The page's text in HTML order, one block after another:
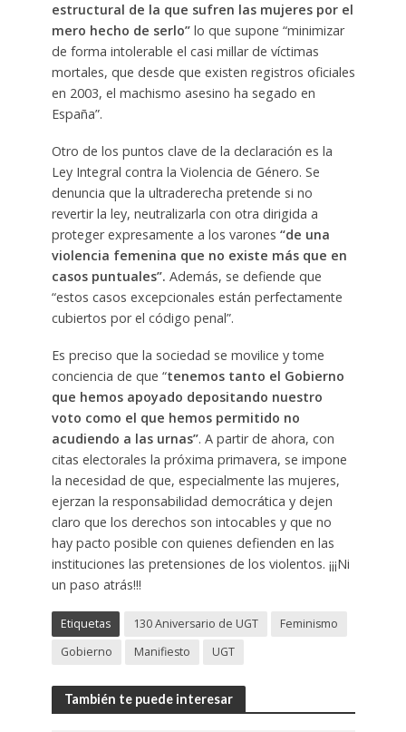
estructural de la que sufren las mujeres por el
mero hecho de serlo”lo que supone “minimizar
de forma intolerable el casi millar de víctimas
mortales, que desde que existen registros oficiales
en 2003, el machismo asesino ha segado en
España”.
Otro de los puntos clave de la declaración es la
Ley Integral contra la Violencia de Género. Se
denuncia que la ultraderecha pretende si no
revertir la ley, neutralizarla con otra dirigida a
proteger expresamente a los varones “de una
violencia femenina que no existe más que en
casos puntuales”. Además, se defiende que
“estos casos excepcionales están perfectamente
cubiertos por el código penal”.
Es preciso que la sociedad se movilice y tome
conciencia de que “tenemos tanto el Gobierno
que hemos apoyado depositando nuestro
voto como el que hemos permitido no
acudiendo a las urnas”. A partir de ahora, con
citas electorales la próxima primavera, se impone
la necesidad de que, especialmente las mujeres,
ejerzan la responsabilidad democrática y dejen
claro que los derechos son intocables y que no
hay pacto posible con quienes defienden en las
instituciones las pretensiones de los violentos. ¡¡¡Ni
un paso atrás!!!
Etiquetas 130 Aniversario de UGT
Feminismo
Gobierno
Manifiesto UGT
También te puede interesar